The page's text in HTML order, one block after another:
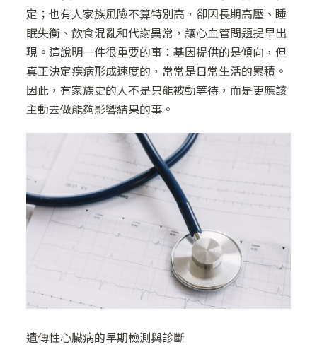
定；也有人家族風險不算特別高，卻因長期高壓、睡
眠失衡、飲食混亂和代謝異常，讓心血管問題提早出
現。這說明一件很重要的事：基因提供的是傾向，但
真正決定疾病形成速度的，常常是日常生活的累積。
因此，有家族史的人不是只能被動等待，而是更應該
主動去做能夠影響結果的事。
遺傳性心臟病的早期檢測與診斷